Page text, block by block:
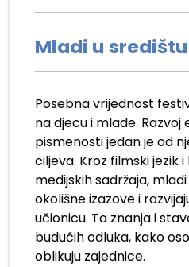
Mladi u
Posebna vrijednost
na djecu i mlade. Razvoj
pismenosti jedan je od
ciljeva. Kroz filmski jezik
medijskih sadržaja,
okolišne izazove i
učionicu. Ta znanja i
budućih odluka, kako
oblikuju zajednice.